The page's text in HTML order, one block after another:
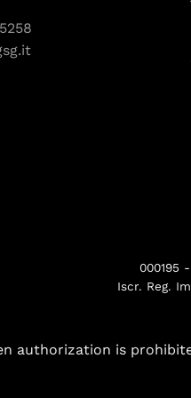
000195
Iscr. Reg.
authorization is